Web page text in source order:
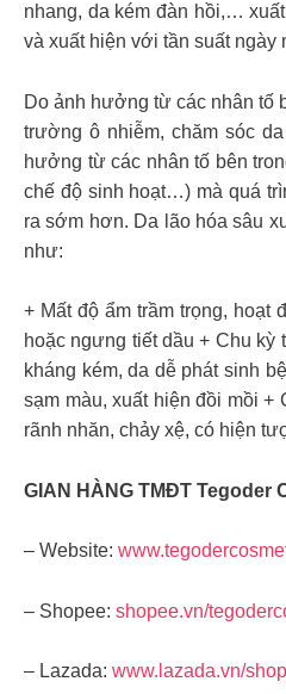
nhang, da kém đàn hồi,…
và xuất hiện với tần suất ngày
Do ảnh hưởng từ các nhân tố
trường ô nhiễm, chăm sóc
hưởng từ các nhân tố bên
chế độ sinh hoạt…) mà quá
ra sớm hơn. Da lão hóa sâu
như:
+ Mất độ ẩm trầm trọng, hoạt
hoặc ngưng tiết dầu + Chu kỳ
kháng kém, da dễ phát sinh
sạm màu, xuất hiện đồi mồi +
rãnh nhăn, chảy xệ, có hiện
GIAN HÀNG TMĐT Tegoder
– Website:
– Shopee: shopee.vn/
– Lazada: www.lazada.vn/